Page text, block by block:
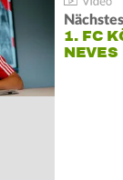
1. FC
NEVES